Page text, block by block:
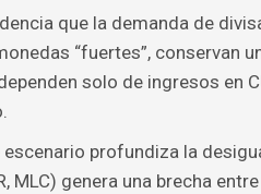
que la demanda de
“fuertes”, conservan
solo de ingresos en
profundiza la
MLC) genera una brecha